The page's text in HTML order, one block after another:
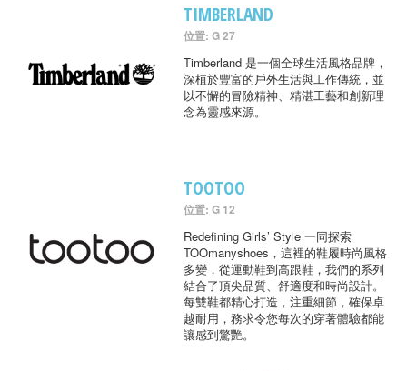
TIMBERLAND
位置: G 27
Timberland 是一個全球生活風格品牌，
深植於豐富的戶外生活與工作傳統，並
以不懈的冒險精神、精湛工藝和創新理
念為靈感來源。
TOOTOO
位置: G 12
Redefining Girls’ Style 一同探索
TOOmanyshoes，這裡的鞋履時尚風格
多變，從運動鞋到高跟鞋，我們的系列
結合了頂尖品質、舒適度和時尚設計。
每雙鞋都精心打造，注重細節，確保卓
越耐用，務求令您每次的穿著體驗都能
讓感到驚艷。